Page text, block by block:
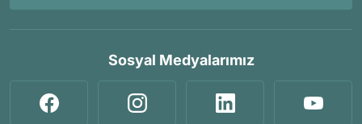
Sosyal Medyalarımız